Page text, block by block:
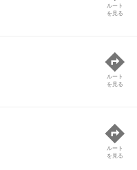
ルート
を見る
ルート
を見る
ルート
を見る